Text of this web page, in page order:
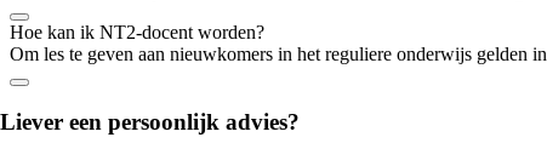
Hoe kan ik NT2-docent worden?
Om les te geven aan nieuwkomers in het reguliere onderwijs gelden
Liever een persoonlijk advies?